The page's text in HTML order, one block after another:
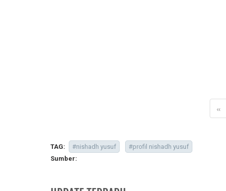
«
TAG:
#nishadh yusuf
#profil nishadh yusuf
Sumber: